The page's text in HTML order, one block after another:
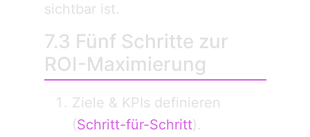
sichtbar ist.
7.3 Fünf Schritte zur
ROI-Maximierung
Ziele & KPIs definieren
(Schritt-für-Schritt).